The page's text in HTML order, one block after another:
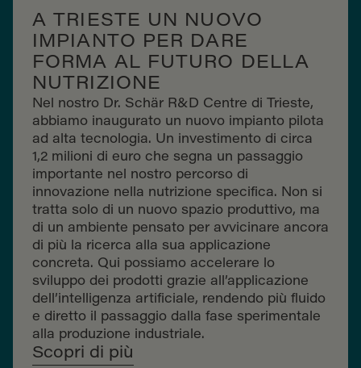
A TRIESTE UN NUOVO
IMPIANTO PER DARE
FORMA AL FUTURO DELLA
NUTRIZIONE
Nel nostro Dr. Schär R&D Centre di Trieste,
abbiamo inaugurato un nuovo impianto pilota
ad alta tecnologia. Un investimento di circa
1,2 milioni di euro che segna un passaggio
importante nel nostro percorso di
innovazione nella nutrizione specifica. Non si
tratta solo di un nuovo spazio produttivo, ma
di un ambiente pensato per avvicinare ancora
di più la ricerca alla sua applicazione
concreta. Qui possiamo accelerare lo
sviluppo dei prodotti grazie all’applicazione
dell’intelligenza artificiale, rendendo più fluido
e diretto il passaggio dalla fase sperimentale
alla produzione industriale.
Scopri di più